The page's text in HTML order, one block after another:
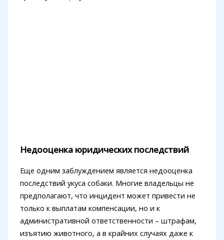
Недооценка юридических последствий
Еще одним заблуждением является недооценка
последствий укуса собаки. Многие владельцы не
предполагают, что инцидент может привести не
только к выплатам компенсации, но и к
административной ответственности – штрафам,
изъятию животного, а в крайних случаях даже к